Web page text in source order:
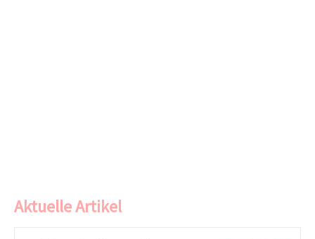
Aktuelle Artikel